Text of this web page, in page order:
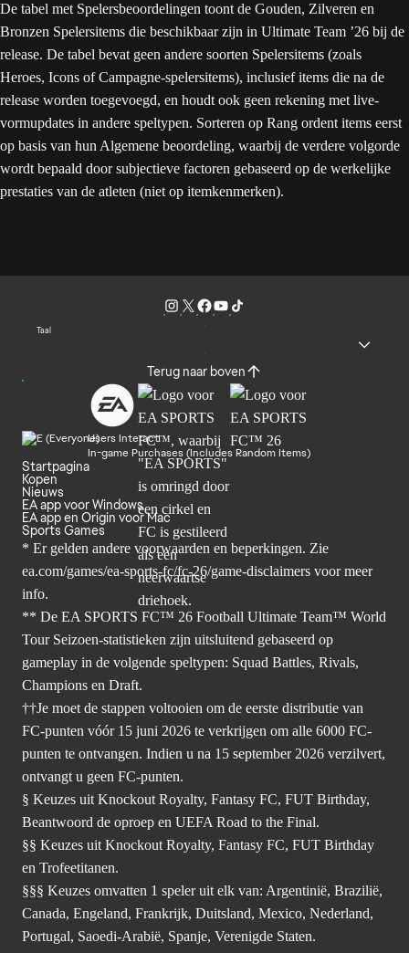
De tabel met Spelersbeoordelingen toont de Gouden, Zilveren en
Bronzen Spelersitems die beschikbaar zijn in Ultimate Team ’26 bij de
release. De tabel bevat geen andere soorten Spelersitems (zoals
Heroes, Icons of Campagne-spelersitems), inclusief items die na de
release worden toegevoegd, en houdt ook geen rekening met live-
vormupdates in andere speltypen. Sorteren op Rang ordent items eerst
op basis van hun Algemene beoordeling, waarbij de verdere volgorde
wordt bepaald door subjectieve factoren gebaseerd op de werkelijke
prestaties van de atleten (niet op itemkenmerken).
Taal
Terug naar boven
Users Interact
In-game Purchases (Includes Random Items)
Startpagina
Kopen
Nieuws
EA app voor Windows
EA app en Origin voor Mac
Sports Games
* Er gelden andere voorwaarden en beperkingen. Zie
ea.com/games/ea-sports-fc/fc-26/game-disclaimers voor meer
info.
** De EA SPORTS FC™ 26 Football Ultimate Team™ World
Tour Seizoen-statistieken zijn uitsluitend gebaseerd op
gameplay in de volgende speltypen: Squad Battles, Rivals,
Champions en Draft.
††Je moet de stappen voltooien om de eerste distributie van
FC-punten vóór 15 juni 2026 te verkrijgen om alle 6000 FC-
punten te ontvangen. Indien u na 15 september 2026 verzilvert,
ontvangt u geen FC-punten.
§ Keuzes uit Knockout Royalty, Fantasy FC, FUT Birthday,
Beantwoord de oproep en UEFA Road to the Final.
§§ Keuzes uit Knockout Royalty, Fantasy FC, FUT Birthday
en Trofeetitanen.
§§§ Keuzes omvatten 1 speler uit elk van: Argentinië, Brazilië,
Canada, Engeland, Frankrijk, Duitsland, Mexico, Nederland,
Portugal, Saoedi-Arabië, Spanje, Verenigde Staten.